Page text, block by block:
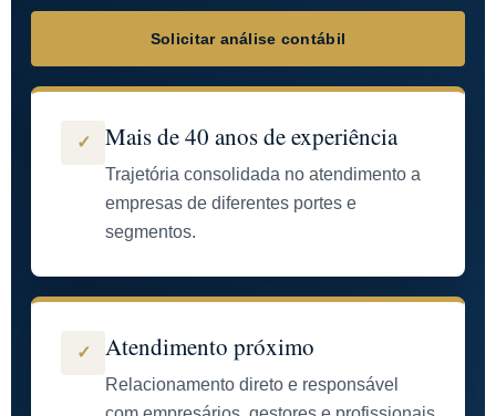
Solicitar análise contábil
✓ Mais de 40 anos de experiência
Trajetória consolidada no atendimento a
empresas de diferentes portes e
segmentos.
✓ Atendimento próximo
Relacionamento direto e responsável